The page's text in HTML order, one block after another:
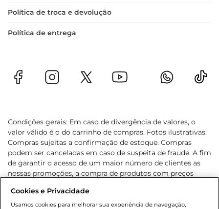
Política de troca e devolução
Política de entrega
Condições gerais: Em caso de divergência de valores, o
valor válido é o do carrinho de compras. Fotos ilustrativas.
Compras sujeitas a confirmação de estoque. Compras
podem ser canceladas em caso de suspeita de fraude. A fim
de garantir o acesso de um maior número de clientes as
nossas promoções, a compra de produtos com preços
cliente. Os preços, ofertas e condições são exclusivos para
o e-commerce e válidos durante o dia de hoje, podendo
Cookies e Privacidade
Usamos cookies para melhorar sua experiência de navegação,